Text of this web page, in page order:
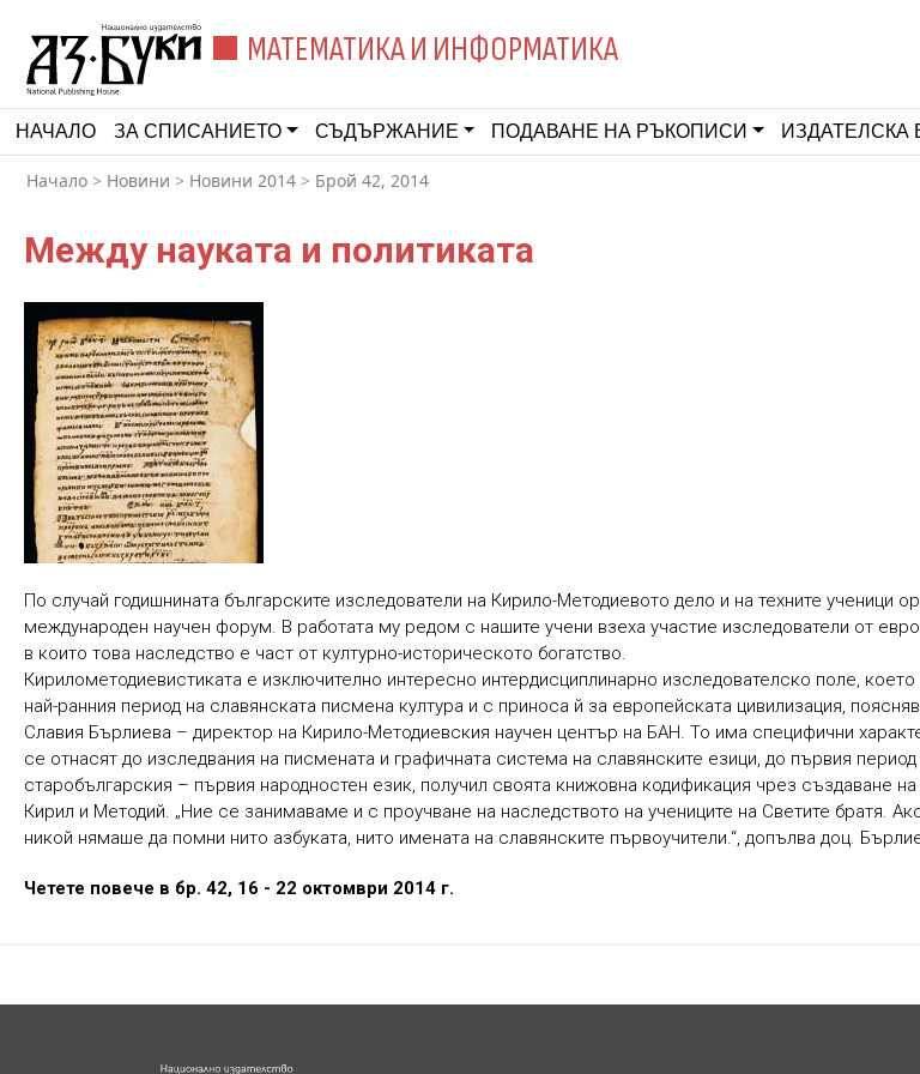
МАТЕМАТИКА И ИНФОРМАТИКА
НАЧАЛО ЗА СПИСАНИЕТО СЪДЪРЖАНИЕ ПОДАВАНЕ НА РЪКОПИСИ ИЗДАТЕЛСКА
Начало > Новини > Новини 2014 > Брой 42, 2014
Между науката и политиката
По случай годишнината българските изследователи на Кирило-Методиевото дело и на техните ученици
международен научен форум. В работата му редом с нашите учени взеха участие изследователи от
в които това наследство е част от културно-историческото богатство.
Кирилометодиевистиката е изключително интересно интердисциплинарно изследователско поле,
най-ранния период на славянската писмена култура и с приноса й за европейската цивилизация,
Славия Бърлиева – директор на Кирило-Методиевския научен център на БАН. То има специфични
се отнасят до изследвания на писмената и графичната система на славянските езици, до първия период
старобългарския – първия народностен език, получил своята книжовна кодификация чрез създаване на
Кирил и Методий. „Ние се занимаваме и с проучване на наследството на учениците на Светите братя.
никой нямаше да помни нито азбуката, нито имената на славянските първоучители.“, допълва доц.
Четете повече в бр. 42, 16 - 22 октомври 2014 г.